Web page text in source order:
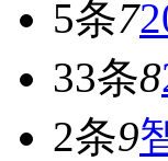
5条7
33条8
2条9